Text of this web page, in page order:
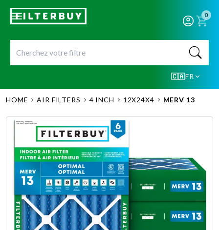
0
🇨🇦FR
HOME AIR FILTERS 4 INCH 12X24X4 MERV 13